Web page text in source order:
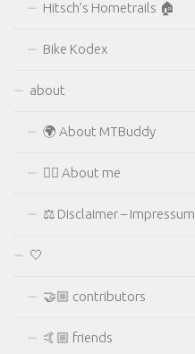
Hitsch’s Hometrails 🏠
Bike Kodex
about
🌍 About MTBuddy
🙋‍♂️ About me
⚖ Disclaimer – Impressum
🤍
🤝🏼 contributors
🤙🏼 friends